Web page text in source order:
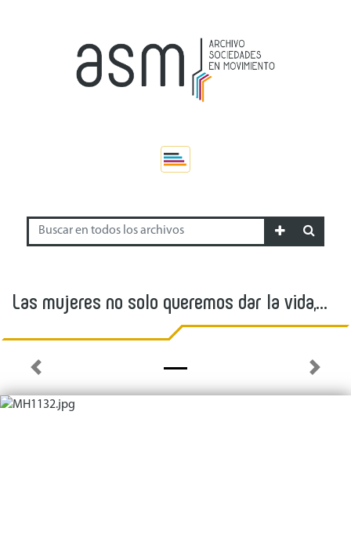
Las mujeres no solo queremos dar la vida,
queremos cambiarla
Previous Next